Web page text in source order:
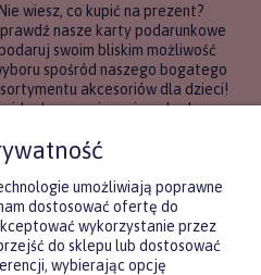
wiesz, co kupić na prezent?
nasze karty podarunkowe
swoim bliskim możliwość
spośród naszego bogatego
akcesoriów dla dzieci!
idealne rozwiązanie, gdy chcesz
co będzie najbardziej
trafione.
DOWIEDZ SIĘ WIĘCEJ
umożliwiają poprawne
dostosować ofertę do
wykorzystanie przez
do sklepu lub dostosować
wybierając opcję